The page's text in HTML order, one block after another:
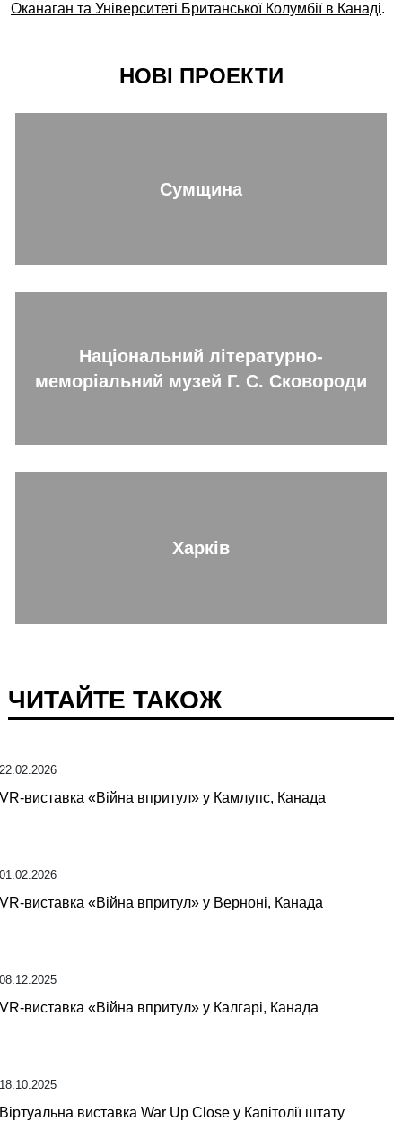
Оканаган та Університеті Британської Колумбії в Канаді.
НОВІ ПРОЕКТИ
Сумщина
Національний літературно-
меморіальний музей Г. С. Сковороди
Харків
ЧИТАЙТЕ ТАКОЖ
22.02.2026
VR-виставка «Війна впритул» у Камлупс, Канада
01.02.2026
VR-виставка «Війна впритул» у Верноні, Канада
08.12.2025
VR-виставка «Війна впритул» у Калгарі, Канада
18.10.2025
Віртуальна виставка War Up Close у Капітолії штату